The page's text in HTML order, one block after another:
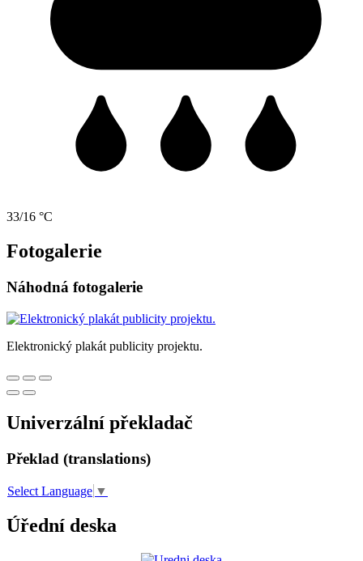
33/16 °C
Fotogalerie
Náhodná fotogalerie
Elektronický plakát publicity projektu.
Univerzální překladač
Překlad (translations)
Select Language ▼
Úřední deska